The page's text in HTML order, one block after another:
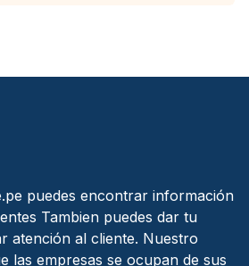
puedes encontrar información
Tambien puedes dar tu
atención al cliente. Nuestro
las empresas se ocupan de sus